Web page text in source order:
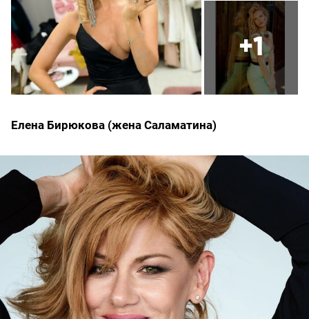
+1
Елена Бирюкова (жена Саламатина)